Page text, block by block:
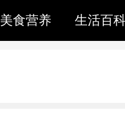
美食营养 生活百